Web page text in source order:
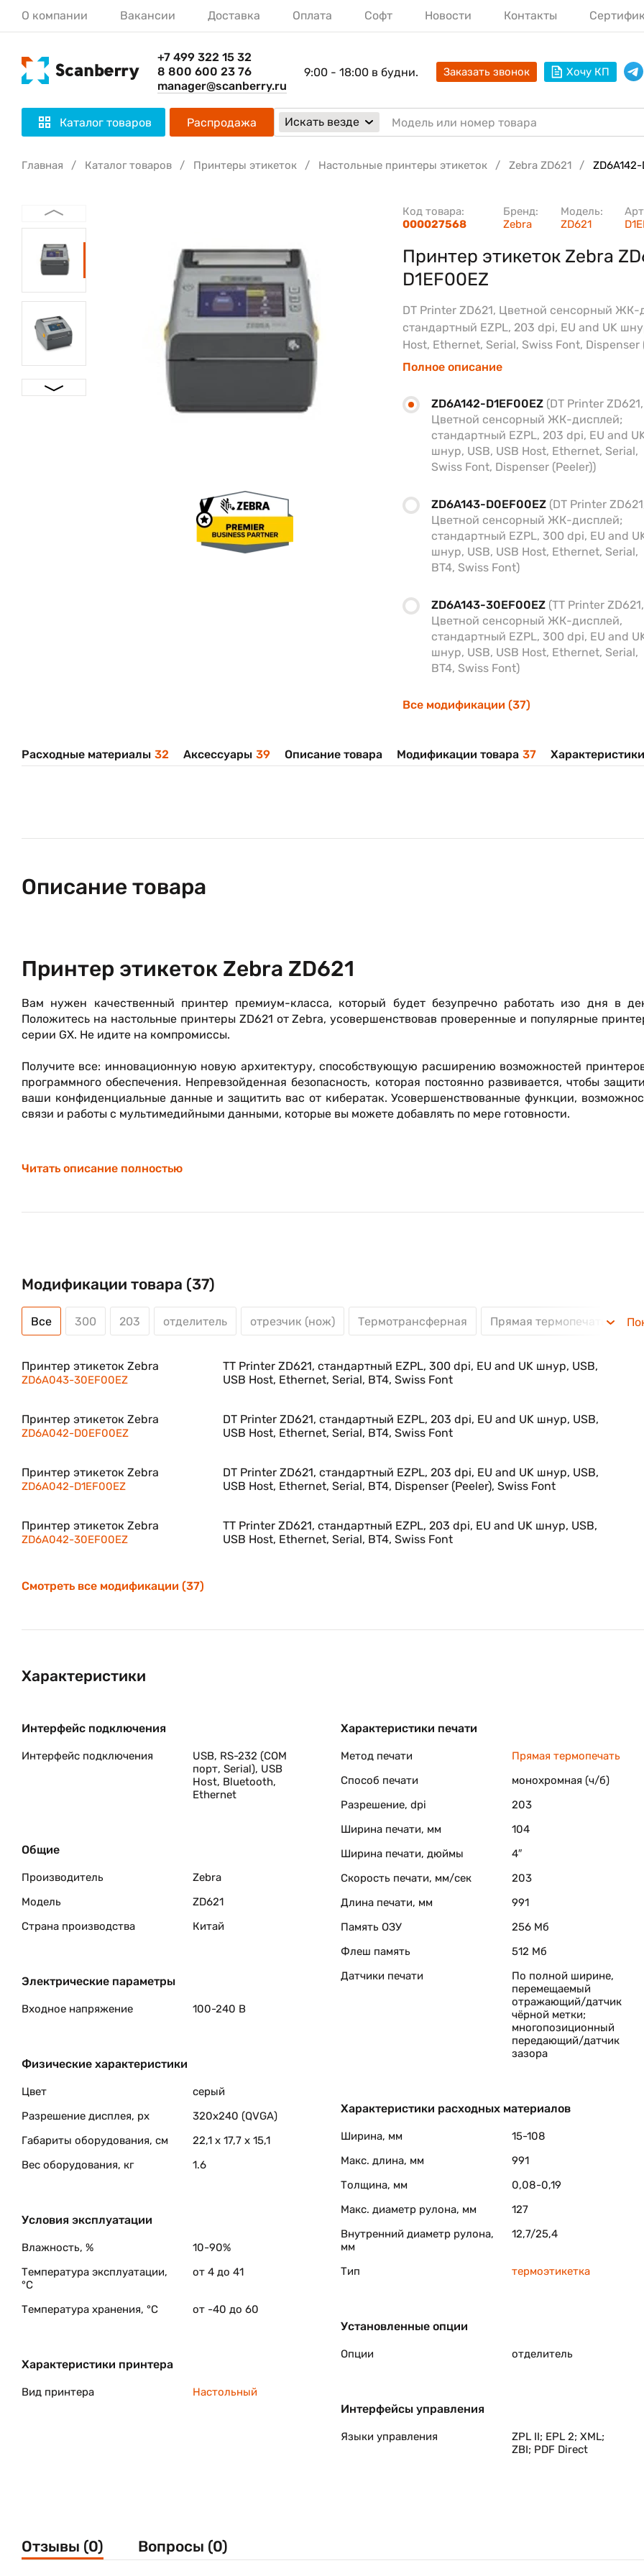
О компании Вакансии Доставка Оплата Софт Новости Контакты
+7 499 322 15 32
8 800 600 23 76
manager@scanberry.ru
9:00 - 18:00 в будни. Заказать звонок Хочу КП
Каталог товаров Распродажа Искать везде
Главная Каталог товаров Принтеры этикеток Настольные принтеры этикеток Zebra ZD621
Бренд:
Zebra
Модель:
ZD621
Код товара:
000027568
Принтер этикеток Zebra
D1EF00EZ
DT Printer ZD621, Цветной сенсорный ЖК-
стандартный EZPL, 203 dpi, EU and UK
Host, Ethernet, Serial, Swiss Font, Dispenser
Полное описание
ZD6A142-D1EF00EZ (DT Printer ZD621,
Цветной сенсорный ЖК-дисплей;
стандартный EZPL, 203 dpi, EU and
шнур, USB, USB Host, Ethernet, Serial,
Swiss Font, Dispenser (Peeler))
ZD6A143-D0EF00EZ (DT Printer
Цветной сенсорный ЖК-дисплей;
стандартный EZPL, 300 dpi, EU and
шнур, USB, USB Host, Ethernet, Serial,
BT4, Swiss Font)
ZD6A143-30EF00EZ (TT Printer ZD621,
Цветной сенсорный ЖК-дисплей,
стандартный EZPL, 300 dpi, EU and
шнур, USB, USB Host, Ethernet, Serial,
BT4, Swiss Font)
Все модификации (37)
Расходные материалы 32 Аксессуары 39 Описание товара Модификации товара 37 Характеристики
Описание товара
Принтер этикеток Zebra ZD621
Вам нужен качественный принтер премиум-класса, который будет безупречно работать изо дня в
Положитесь на настольные принтеры ZD621 от Zebra, усовершенствовав проверенные и популярные
серии GX. Не идите на компромиссы.
Получите все: инновационную новую архитектуру, способствующую расширению возможностей
программного обеспечения. Непревзойденная безопасность, которая постоянно развивается, чтобы
ваши конфиденциальные данные и защитить вас от кибератак. Усовершенствованные функции,
связи и работы с мультимедийными данными, которые вы можете добавлять по мере готовности.
возможности удаленного управления. Вместе они обеспечивают выдающуюся производительность
годы оптимального использования, лучшую в отрасли надежность и непревзойденный интеллект
процесса и бизнеса.
Читать описание полностью
Модификации товара (37)
Все 300 203 отделитель отрезчик (нож) Термотрансферная Прямая термопечать
Принтер этикеток Zebra
ZD6A043-30EF00EZ
TT Printer ZD621, стандартный EZPL, 300 dpi, EU and UK шнур, USB,
USB Host, Ethernet, Serial, BT4, Swiss Font
Принтер этикеток Zebra
ZD6A042-D0EF00EZ
DT Printer ZD621, стандартный EZPL, 203 dpi, EU and UK шнур, USB,
USB Host, Ethernet, Serial, BT4, Swiss Font
Принтер этикеток Zebra
ZD6A042-D1EF00EZ
DT Printer ZD621, стандартный EZPL, 203 dpi, EU and UK шнур, USB,
USB Host, Ethernet, Serial, BT4, Dispenser (Peeler), Swiss Font
Принтер этикеток Zebra
ZD6A042-30EF00EZ
TT Printer ZD621, стандартный EZPL, 203 dpi, EU and UK шнур, USB,
USB Host, Ethernet, Serial, BT4, Swiss Font
Смотреть все модификации (37)
Характеристики
Интерфейс подключения
Интерфейс подключения
USB, RS-232 (COM
порт, Serial), USB
Host, Bluetooth,
Ethernet
Общие
Производитель
Zebra
Модель
ZD621
Страна производства
Китай
Электрические параметры
Входное напряжение 100-240 В
Физические характеристики
Цвет
серый
Разрешение дисплея, px
320х240 (QVGA)
Габариты оборудования, см
22,1 x 17,7 x 15,1
Вес оборудования, кг
1.6
Условия эксплуатации
Влажность, %
10-90%
Температура эксплуатации,
°C
от 4 до 41
Температура хранения, °C от -40 до 60
Характеристики принтера
Вид принтера Настольный
Характеристики печати
Метод печати
Прямая термопечать
Способ печати
монохромная (ч/б)
Разрешение, dpi
203
Ширина печати, мм
104
Ширина печати, дюймы
4″
Скорость печати, мм/сек
203
Длина печати, мм
991
Память ОЗУ
256 Мб
Флеш память
512 Мб
Датчики печати
По полной ширине,
перемещаемый
отражающий/датчик
чёрной метки;
многопозиционный
передающий/датчик
зазора
Характеристики расходных материалов
Ширина, мм
15-108
Макс. длина, мм
991
Толщина, мм
0,08-0,19
Макс. диаметр рулона, мм
127
Внутренний диаметр рулона,
мм
12,7/25,4
Тип термоэтикетка
Установленные опции
Опции отделитель
Интерфейсы управления
Языки управления
ZPL II; EPL 2; XML;
ZBI; PDF Direct
Отзывы (0) Вопросы (0)